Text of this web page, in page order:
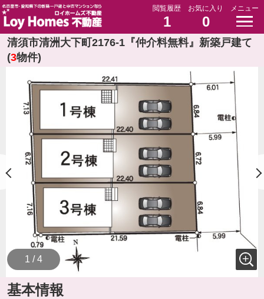
閲覧履歴
1
お気に入り
0
メニュー
清須市清洲大下町2176-1『仲介料無料』新築戸建て
(3物件)
1 / 4
基本情報